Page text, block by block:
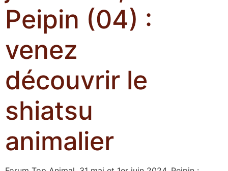
Peipin (04) :
venez
découvrir le
shiatsu
animalier